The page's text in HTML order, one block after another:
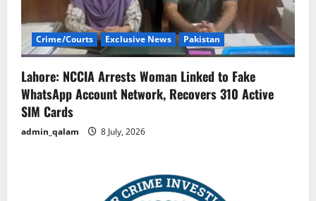
Crime/Courts Exclusive News Pakistan
Lahore: NCCIA Arrests Woman Linked to Fake
WhatsApp Account Network, Recovers 310 Active
SIM Cards
admin_qalam 8 July, 2026